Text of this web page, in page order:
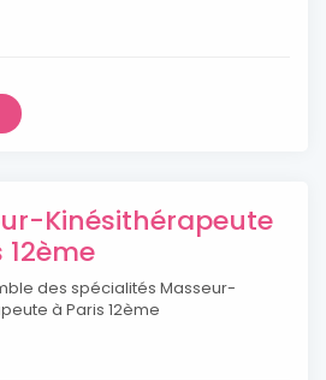
Kinésithérapeute
12ème
des spécialités Masseur-
à Paris 12ème